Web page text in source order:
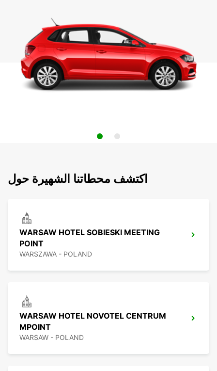
اكتشف محطاتنا الشهيرة حول
WARSAW HOTEL SOBIESKI MEETING
POINT
WARSZAWA - POLAND
WARSAW HOTEL NOVOTEL CENTRUM
MPOINT
WARSAW - POLAND